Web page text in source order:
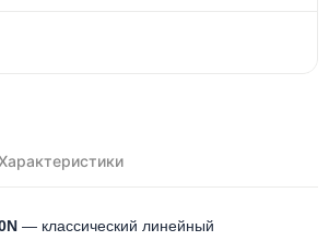
Характеристики
— классический линейный